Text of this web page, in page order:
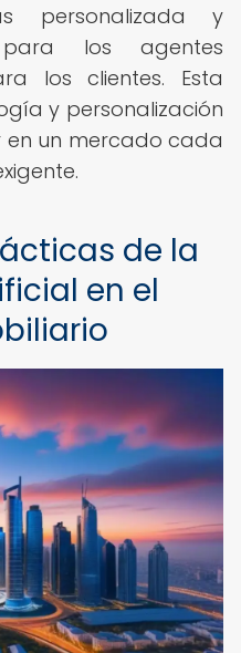
personalizada y
los agentes
los clientes. Esta
y personalización
un mercado cada
de la
en el